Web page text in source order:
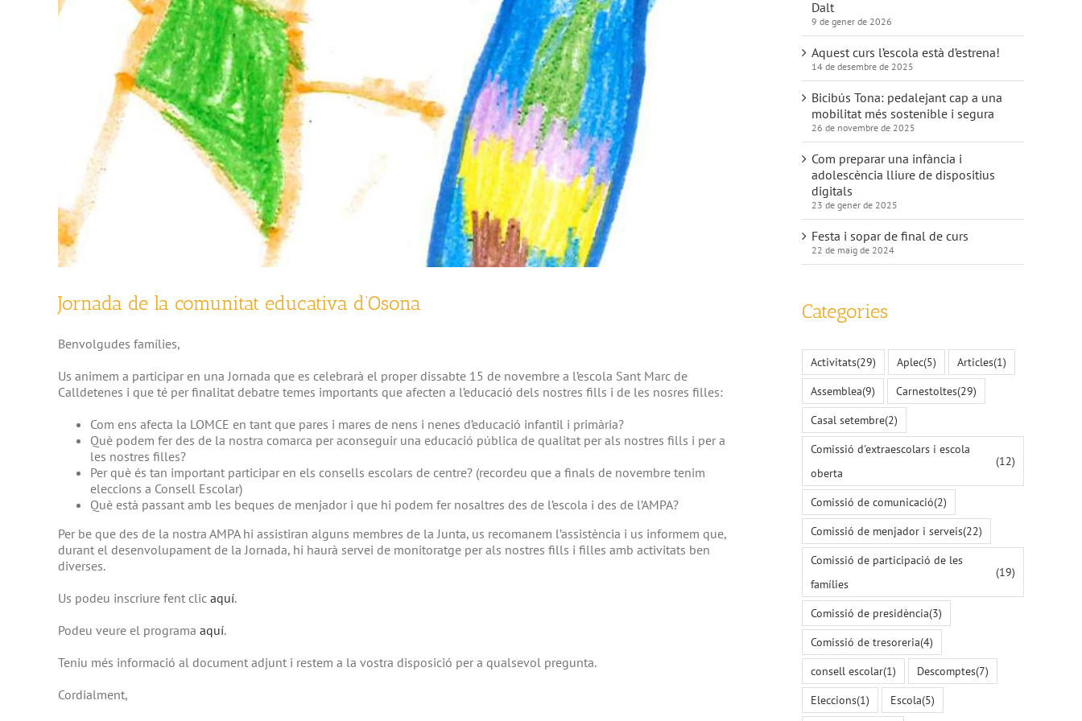
Jornada de la comunitat educativa d’Osona
Benvolgudes famílies,
Us animem a participar en una Jornada que es celebrarà el proper dissabte 15 de novembre a l’escola Sant Marc de
Calldetenes i que té per finalitat debatre temes importants que afecten a l’educació dels nostres fills i de les nosres filles:
Com ens afecta la LOMCE en tant que pares i mares de nens i nenes d’educació infantil i primària?
Què podem fer des de la nostra comarca per aconseguir una educació pública de qualitat per als nostres fills i per a
les nostres filles?
Per què és tan important participar en els consells escolars de centre? (recordeu que a finals de novembre tenim
eleccions a Consell Escolar)
Què està passant amb les beques de menjador i que hi podem fer nosaltres des de l’escola i des de l’AMPA?
Per be que des de la nostra AMPA hi assistiran alguns membres de la Junta, us recomanem l’assistència i us informem que,
durant el desenvolupament de la Jornada, hi haurà servei de monitoratge per als nostres fills i filles amb activitats ben
diverses.
Us podeu inscriure fent clic aquí.
Podeu veure el programa aquí.
Teniu més informació al document adjunt i restem a la vostra disposició per a qualsevol pregunta.
Cordialment,
Dalt
9 de gener de 2026
Aquest curs l’escola està d’estrena!
14 de desembre de 2025
Bicibús Tona: pedalejant cap a una
mobilitat més sostenible i segura
26 de novembre de 2025
Com preparar una infància i
adolescència lliure de dispositius
digitals
23 de gener de 2025
Festa i sopar de final de curs
22 de maig de 2024
Categories
Activitats(29) Aplec(5) Articles(1)
Assemblea(9) Carnestoltes(29)
Casal setembre(2)
Comissió d'extraescolars i escola
oberta
(12)
Comissió de comunicació(2)
Comissió de menjador i serveis(22)
Comissió de participació de les
famílies
(19)
Comissió de presidència(3)
Comissió de tresoreria(4)
consell escolar(1) Descomptes(7)
Eleccions(1) Escola(5)